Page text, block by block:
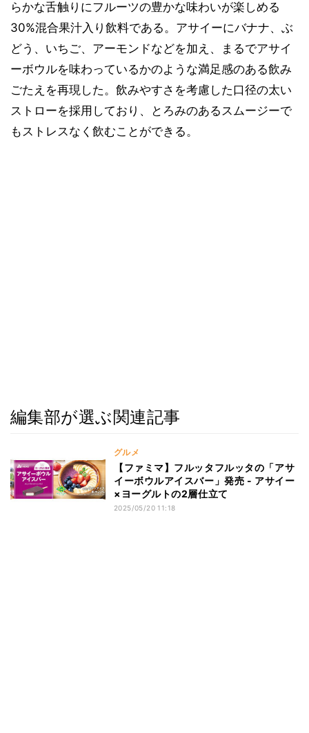
らかな舌触りにフルーツの豊かな味わいが楽しめる
30%混合果汁入り飲料である。アサイーにバナナ、ぶ
どう、いちご、アーモンドなどを加え、まるでアサイ
ーボウルを味わっているかのような満足感のある飲み
ごたえを再現した。飲みやすさを考慮した口径の太い
ストローを採用しており、とろみのあるスムージーで
もストレスなく飲むことができる。
編集部が選ぶ関連記事
グルメ
【ファミマ】フルッタフルッタの「アサ
イーボウルアイスバー」発売 - アサイー
×ヨーグルトの2層仕立て
2025/05/20 11:18